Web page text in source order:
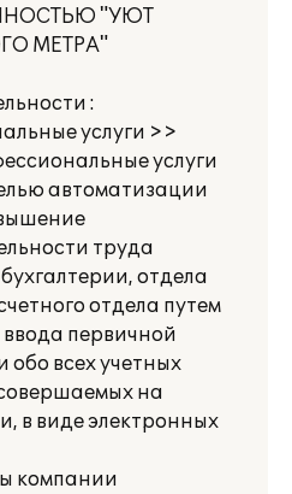
"УЮТ
МЕТРА"
:
услуги >>
услуги
автоматизации
труда
отдела
отдела путем
первичной
всех учетных
на
в виде электронных
компании